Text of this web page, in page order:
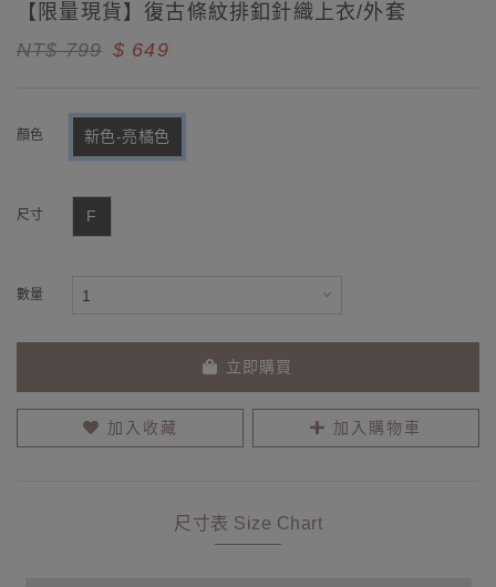
【限量現貨】復古條紋排釦針織上衣/外套
NT$ 799 $ 649
顏色 新色-亮橘色
尺寸 F
數量
立即購買
加入收藏 加入購物車
尺寸表 Size Chart